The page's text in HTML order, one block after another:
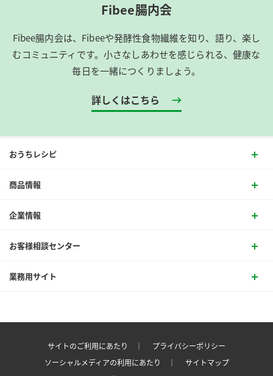
Fibee腸内会
Fibee腸内会は、​Fibeeや発酵性食物繊維を知り、語り、楽し
むコミュニティです。​小さなしあわせを感じられる、健康な
毎日を一緒につくりましょう。
詳しくはこちら
おうちレシピ
商品情報
企業情報
お客様相談センター
業務用サイト
サイトのご利用にあたり ｜
プライバシーポリシー
ソーシャルメディアの利用にあたり ｜
サイトマップ